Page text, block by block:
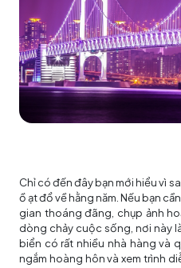
Chỉ có đến đây bạn mới hiểu vì
ồ ạt đổ về hằng năm. Nếu bạn
gian thoáng đãng, chụp ảnh
dòng chảy cuộc sống, nơi này
biển có rất nhiều nhà hàng và
ngắm hoàng hôn và xem trình